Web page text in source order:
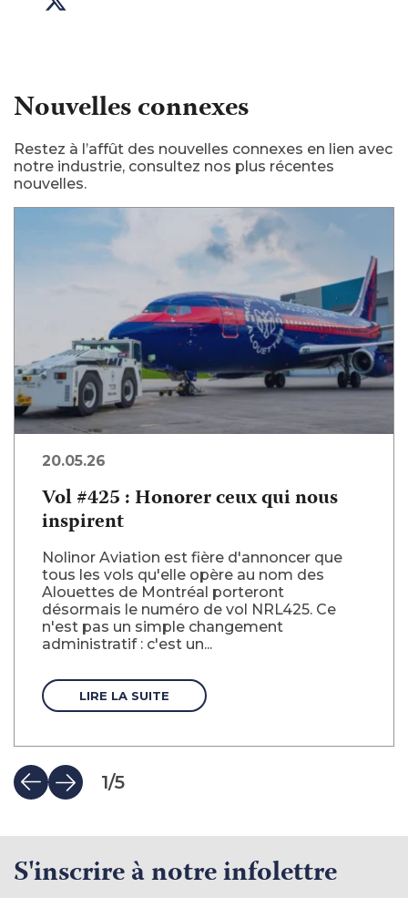
Nouvelles connexes
Restez à l’affût des nouvelles connexes en lien avec
notre industrie, consultez nos plus récentes
nouvelles.
1/5
20.05.26
Vol #425 : Honorer ceux qui nous
inspirent
Nolinor Aviation est fière d'annoncer que
tous les vols qu'elle opère au nom des
Alouettes de Montréal porteront
désormais le numéro de vol NRL425. Ce
n'est pas un simple changement
administratif : c'est un...
LIRE LA SUITE
S'inscrire à notre infolettre